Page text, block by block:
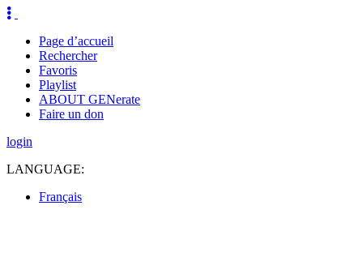
Page d’accueil
Rechercher
Favoris
Playlist
ABOUT GENerate
Faire un don
login
LANGUAGE:
Français